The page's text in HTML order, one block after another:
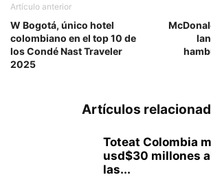
Artículo anterior
W Bogotá, único hotel
colombiano en el top 10 de
los Condé Nast Traveler
2025
Artículos
Toteat Colombia
usd$30 millones
las...